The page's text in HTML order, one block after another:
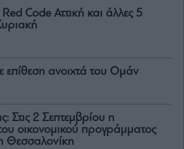
Code Αττική και άλλες 5
επίθεση ανοιχτά του Ομάν
Στις 2 Σεπτεμβρίου η
οικονομικού προγράμματος
Θεσσαλονίκη